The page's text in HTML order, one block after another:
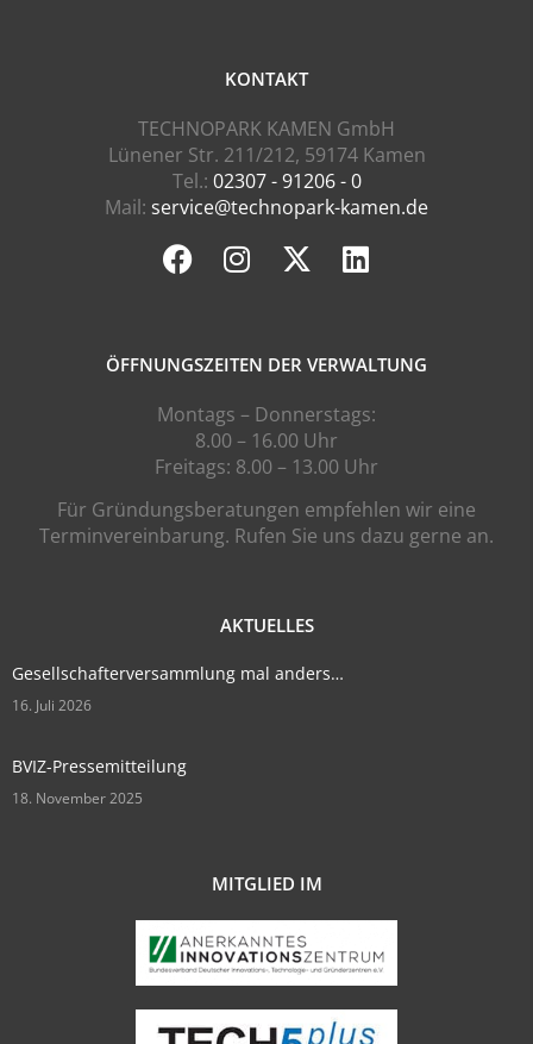
KONTAKT
TECHNOPARK KAMEN GmbH
Lünener Str. 211/212, 59174 Kamen
Tel.: 02307 - 91206 - 0
Mail: service@technopark-kamen.de
ÖFFNUNGSZEITEN DER VERWALTUNG
Montags – Donnerstags:
8.00 – 16.00 Uhr
Freitags: 8.00 – 13.00 Uhr
Für Gründungsberatungen empfehlen wir eine
Terminvereinbarung. Rufen Sie uns dazu gerne an.
AKTUELLES
Gesellschafterversammlung mal anders…
16. Juli 2026
BVIZ-Pressemitteilung
18. November 2025
MITGLIED IM